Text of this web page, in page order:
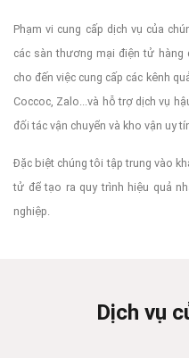
Phạm vi cung cấp dịch vụ của
các sàn thương mại điện tử hàng
cho đến việc cung cấp các kênh
Coccoc, Zalo...và hỗ trợ dịch vụ
đối tác vận chuyển và kho vận uy
Đặc biệt chúng tôi tập trung vào
tử để tạo ra quy trình hiệu quả
nghiệp.
Dịch vụ